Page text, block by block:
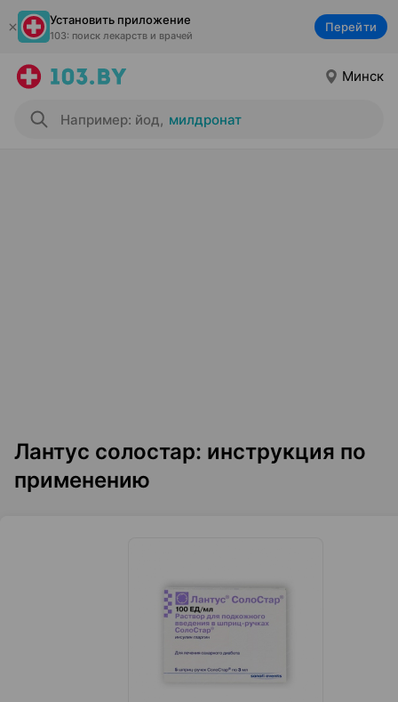
Установить приложение
103: поиск лекарств и врачей
Перейти
Минск
Например: йод, милдронат
Лантус солостар: инструкция по
применению